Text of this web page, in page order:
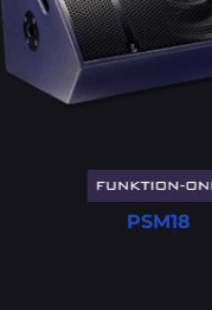
PSM18